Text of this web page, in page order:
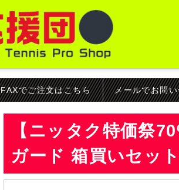
FAXでご注文はこちら メールでお問
【ニッタク特価祭
ガード 箱買いセッ